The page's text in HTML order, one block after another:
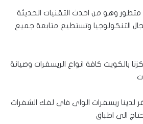
وهو من احدث التقنيات الحديثة
التنكولوجيا وتستطيع متابعة جميع
بالكويت كافة انواع الريسفرات وصيانة
لدينا ريسفرات الواى فاى لفك الشفرات
الى اطباق